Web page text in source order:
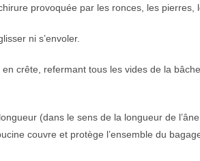
provoquée par les ronces, les pierres,
ni s’envoler.
crête, refermant tous les vides de la
(dans le sens de la longueur de
couvre et protège l’ensemble du